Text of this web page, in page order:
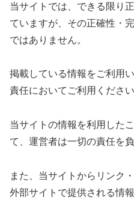
当サイトでは、できる限り
ていますが、その正確性・
ではありません。
掲載している情報をご利用
責任においてご利用ください
当サイトの情報を利用した
て、運営者は一切の責任を負
また、当サイトからリンク
外部サイトで提供される情